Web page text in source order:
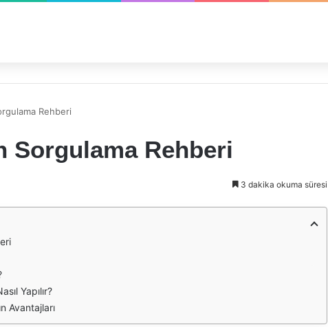
Rehberi
Sorgulama Rehberi
3 dakika okuma süresi
Yapılır?
Avantajları